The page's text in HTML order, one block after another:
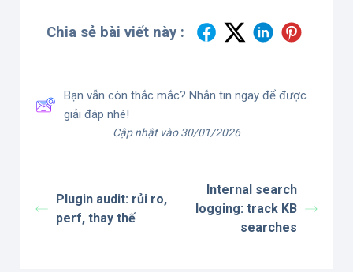
Chia sẻ bài viết này :
Bạn vẫn còn thắc mắc? Nhắn tin ngay để được
giải đáp nhé!
Cập nhật vào 30/01/2026
Plugin audit: rủi ro,
perf, thay thế
Internal search
logging: track KB
searches